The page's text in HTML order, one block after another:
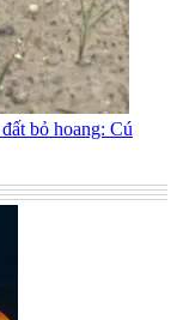
bỏ hoang: Cú